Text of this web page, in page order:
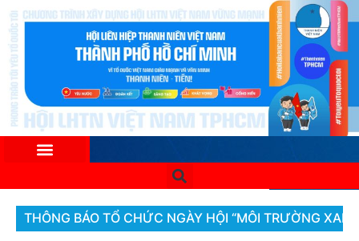
THÔNG BÁO TỔ CHỨC NGÀY HỘI “MÔI TRƯỜNG